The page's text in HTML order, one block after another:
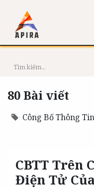
80 Bài viết
Công Bố Thông Tin
CBTT Trên
Điện Tử